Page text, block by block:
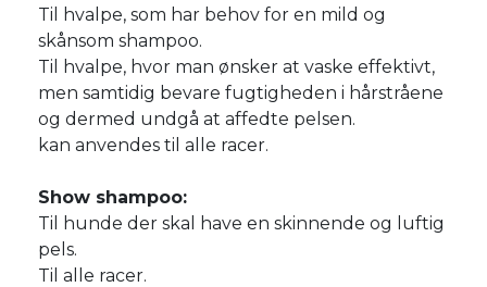
Til hvalpe, som har behov for en mild og
skånsom shampoo.
Til hvalpe, hvor man ønsker at vaske effektivt,
men samtidig bevare fugtigheden i hårstråene
og dermed undgå at affedte pelsen.
kan anvendes til alle racer.
Show shampoo:
Til hunde der skal have en skinnende og luftig
pels.
Til alle racer.